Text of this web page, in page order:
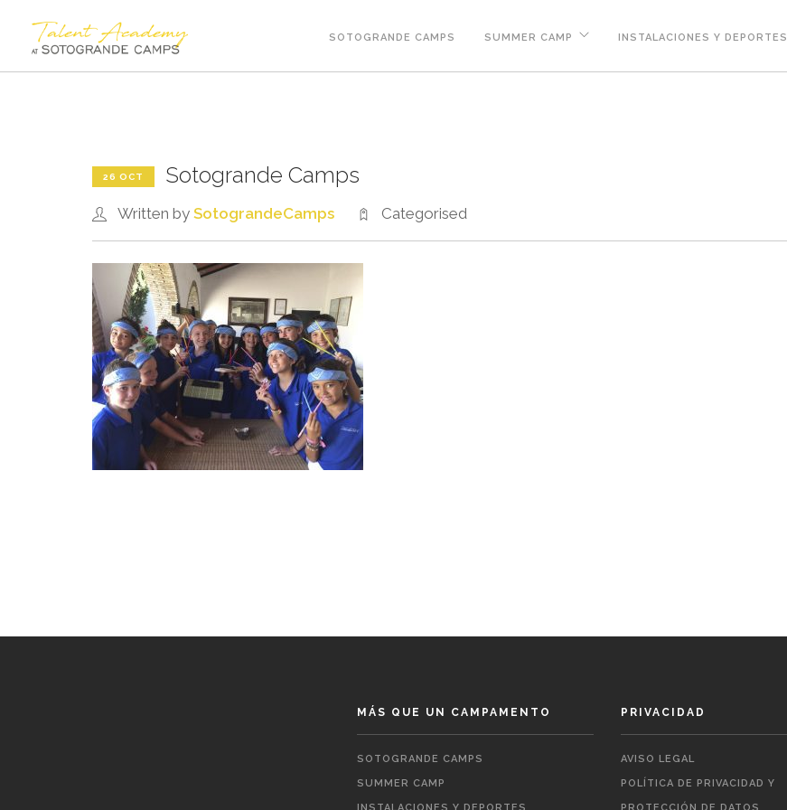
SOTOGRANDE CAMPS SUMMER CAMP INSTALACIONES Y DEPORTES
26 OCT Sotogrande Camps
Written by SotograndeCamps Categorised
MÁS QUE UN CAMPAMENTO
SOTOGRANDE CAMPS
SUMMER CAMP
PRIVACIDAD
AVISO LEGAL
POLÍTICA DE PRIVACIDAD Y